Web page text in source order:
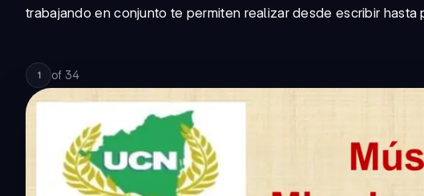
trabajando en conjunto te permiten realizar desde escribir
1 of 34